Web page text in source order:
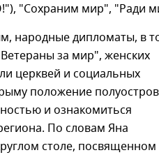
"Сохраним мир", "Ради
народные дипломаты, в
за мир", женских
церквей и социальных
положение
и ознакомиться
По словам Яна
столе, посвященном